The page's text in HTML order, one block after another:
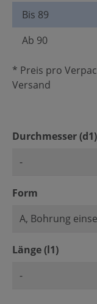
Bis 89
Ab 90
* Preis pro
Versand
Durchmesser (d1)
Form
Länge (l1)